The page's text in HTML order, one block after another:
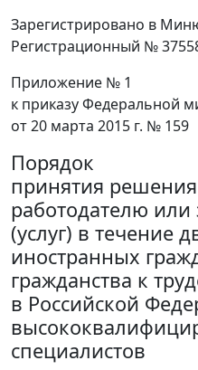
Зарегистрировано в
Регистрационный №
Приложение № 1
к приказу Федеральной
от 20 марта 2015 г. № 159
Порядок
принятия
работодателю или
(услуг) в течение
иностранных
гражданства к
в Российской
специалистов